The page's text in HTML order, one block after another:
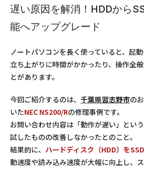
遅い原因を解消！HDDから
能へアップグレード
ノートパソコンを長く使っていると、起
立ち上がりに時間がかかったり、操作全
とがあります。
今回ご紹介するのは、 千葉県習志野市の
いたNEC NS200/Rの修理事例です。
お問い合わせ内容は「動作が遅い 」とい
試したものの改善しなかったとのこと。
結果的に、 ハードディスク（HDD）を
動速度や読み込み速度が大幅に向上し、